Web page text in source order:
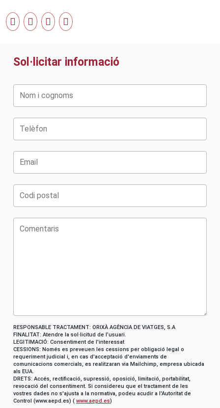
Sol·licitar informació
RESPONSABLE TRACTAMENT: ORIXÀ AGÈNCIA DE VIATGES, S.A
FINALITAT: Atendre la sol·licitud de l’usuari.
LEGITIMACIÓ: Consentiment de l'interessat
CESSIONS: Només es preveuen les cessions per obligació legal o
requeriment judicial i, en cas d'acceptació d'enviaments de
comunicacions comercials, es realitzaran via Mailchimp, empresa ubicada
als EUA.
DRETS: Accés, rectificació, supressió, oposició, limitació, portabilitat,
revocació del consentiment. Si considereu que el tractament de les
vostres dades no s'ajusta a la normativa, podeu acudir a l'Autoritat de
Control (www.aepd.es) ( www.aepd.es)